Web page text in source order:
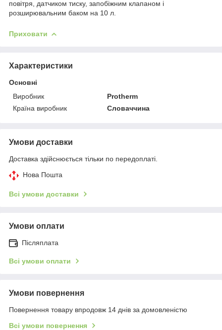
повітря, датчиком тиску, запобіжним клапаном і
розширювальним баком на 10 л.
Приховати
Характеристики
Основні
Виробник
Protherm
Країна виробник
Словаччина
Умови доставки
Доставка здійснюється тільки по передоплаті.
Нова Пошта
Всі умови доставки
Умови оплати
Післяплата
Всі умови оплати
Умови повернення
Повернення товару впродовж 14 днів за домовленістю
Всі умови повернення